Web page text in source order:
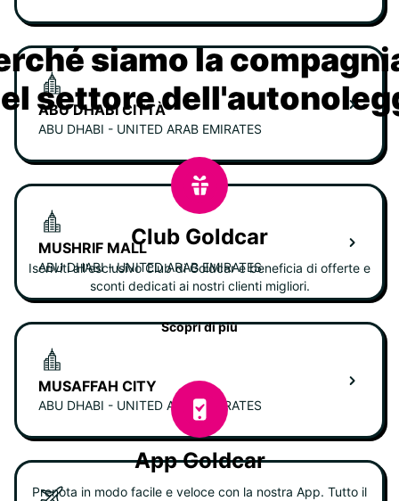
ABU DHABI CITTÀ
ABU DHABI - UNITED ARAB EMIRATES
MUSHRIF MALL
ABU DHABI - UNITED ARAB EMIRATES
MUSAFFAH CITY
ABU DHABI - UNITED ARAB EMIRATES
siamo la
settore
Club Goldcar
Iscriviti all'esclusivo Club di Goldcar e beneficia di offerte e
sconti dedicati ai nostri clienti migliori.
Scopri di più
App Goldcar
Prenota in modo facile e veloce con la nostra App. Tutto il